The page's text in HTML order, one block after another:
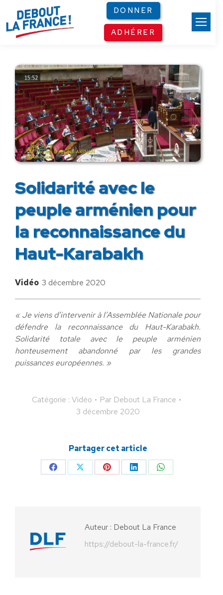
DONNER
ADHÉRER
Solidarité avec le
peuple arménien pour
la reconnaissance du
Haut-Karabakh
Vidéo 3 décembre 2020
« Je viens d’intervenir à l’Assemblée Nationale pour
défendre la reconnaissance du Haut-Karabakh.
Solidarité totale avec le peuple arménien
honteusement abandonné par les grandes
puissances européennes. »
Catégorie : Vidéo Par Debout La France
3 décembre 2020
Partager cet article
PartagerPartagerPartagerPartagerPartager
Auteur : Debout La France
https://debout-la-france.fr/
Panneau de gestion des cookies